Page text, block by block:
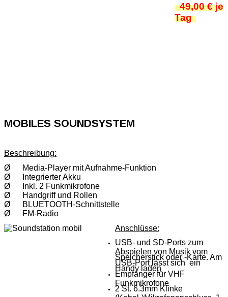
49,00 € je
Tag
MOBILES SOUNDSYSTEM
Beschreibung:
Ø Media-Player mit Aufnahme-Funktion
Ø Integrierter Akku
Ø Inkl. 2 Funkmikrofone
Ø Handgriff und Rollen
Ø BLUETOOTH-Schnittstelle
Ø FM-Radio
Anschlüsse:
USB- und SD-Ports zum
Abspielen von Musik vom
Speicherstick oder -Karte. Am
USB-Port lässt sich ein
Handy laden
Empfänger für VHF
Funkmikrofone
2 St. 6.3mm Klinke